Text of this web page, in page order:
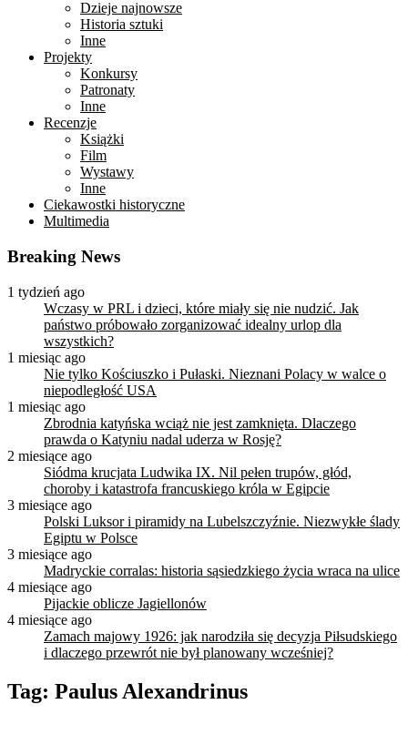
Dzieje najnowsze
Historia sztuki
Inne
Projekty
Konkursy
Patronaty
Inne
Recenzje
Książki
Film
Wystawy
Inne
Ciekawostki historyczne
Multimedia
Breaking News
1 tydzień ago
Wczasy w PRL i dzieci, które miały się nie nudzić. Jak
państwo próbowało zorganizować idealny urlop dla
wszystkich?
1 miesiąc ago
Nie tylko Kościuszko i Pułaski. Nieznani Polacy w walce o
niepodległość USA
1 miesiąc ago
Zbrodnia katyńska wciąż nie jest zamknięta. Dlaczego
prawda o Katyniu nadal uderza w Rosję?
2 miesiące ago
Siódma krucjata Ludwika IX. Nil pełen trupów, głód,
choroby i katastrofa francuskiego króla w Egipcie
3 miesiące ago
Polski Luksor i piramidy na Lubelszczyźnie. Niezwykłe ślady
Egiptu w Polsce
3 miesiące ago
Madryckie corralas: historia sąsiedzkiego życia wraca na ulice
4 miesiące ago
Pijackie oblicze Jagiellonów
4 miesiące ago
Zamach majowy 1926: jak narodziła się decyzja Piłsudskiego
i dlaczego przewrót nie był planowany wcześniej?
Tag: Paulus Alexandrinus